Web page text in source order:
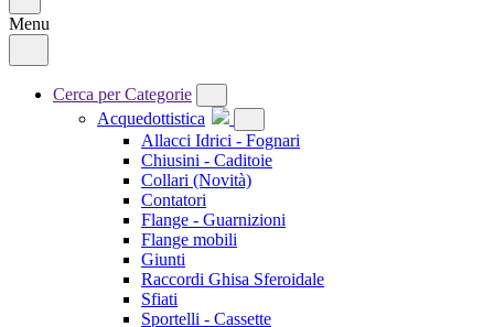
Menu
Cerca per Categorie
Acquedottistica
Allacci Idrici - Fognari
Chiusini - Caditoie
Collari (Novità)
Contatori
Flange - Guarnizioni
Flange mobili
Giunti
Raccordi Ghisa Sferoidale
Sfiati
Sportelli - Cassette